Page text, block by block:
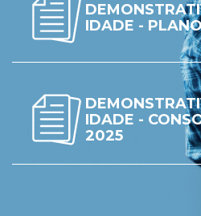
IDADE -
IDADE -
2025